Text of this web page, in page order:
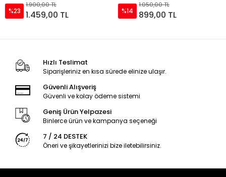
%23
1.900,00 TL
1.459,00 TL %14
1.050,00 TL
899,00 TL
Hızlı Teslimat
Siparişleriniz en kısa sürede elinize ulaşır.
Güvenli Alışveriş
Güvenli ve kolay ödeme sistemi
Geniş Ürün Yelpazesi
Binlerce ürün ve kampanya seçeneği
7 / 24 DESTEK
Öneri ve şikayetlerinizi bize iletebilirsiniz.